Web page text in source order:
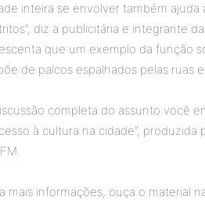
inteira se envolver também
diz a publicitária e integrante
que um exemplo da função
de palcos espalhados pelas ruas
completa do assunto você
à cultura na cidade”,
mais informações, ouça o material